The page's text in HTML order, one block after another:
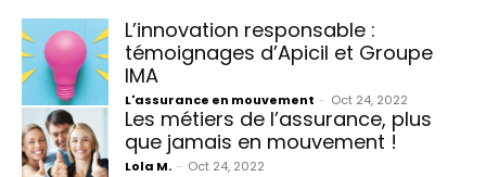
L’innovation responsable :
témoignages d’Apicil et Groupe
IMA
L'assurance en mouvement - Oct 24, 2022
Les métiers de l’assurance, plus
que jamais en mouvement !
Lola M. - Oct 24, 2022